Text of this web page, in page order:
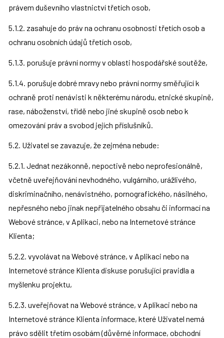
právem duševního vlastnictví třetích osob,
5.1.2. zasahuje do práv na ochranu osobnosti třetích osob a
ochranu osobních údajů třetích osob,
5.1.3. porušuje právní normy v oblasti hospodářské soutěže,
5.1.4. porušuje dobré mravy nebo právní normy směřující k
ochraně proti nenávisti k některému národu, etnické skupině,
rase, náboženství, třídě nebo jiné skupině osob nebo k
omezování práv a svobod jejích příslušníků.
5.2. Uživatel se zavazuje, že zejména nebude:
5.2.1. Jednat nezákonně, nepoctivě nebo neprofesionálně,
včetně uveřejňování nevhodného, vulgárního, urážlivého,
diskriminačního, nenávistného, pornografického, násilného,
nepřesného nebo jinak nepřijatelného obsahu či informací na
Webové stránce, v Aplikaci, nebo na Internetové stránce
Klienta;
5.2.2. vyvolávat na Webové stránce, v Aplikaci nebo na
Internetové stránce Klienta diskuse porušující pravidla a
myšlenku projektu,
5.2.3. uveřejňovat na Webové stránce, v Aplikaci nebo na
Internetové stránce Klienta informace, které Uživatel nemá
právo sdělit třetím osobám (důvěrné informace, obchodní